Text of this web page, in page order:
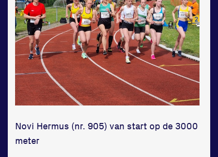
Novi Hermus (nr. 905) van start op de 3000
meter